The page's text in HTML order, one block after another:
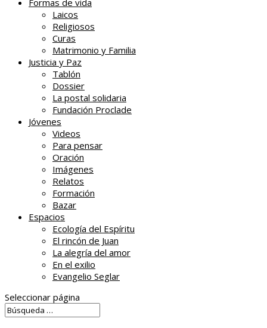
Formas de vida
Laicos
Religiosos
Curas
Matrimonio y Familia
Justicia y Paz
Tablón
Dossier
La postal solidaria
Fundación Proclade
Jóvenes
Videos
Para pensar
Oración
Imágenes
Relatos
Formación
Bazar
Espacios
Ecología del Espíritu
El rincón de Juan
La alegría del amor
En el exilio
Evangelio Seglar
Seleccionar página